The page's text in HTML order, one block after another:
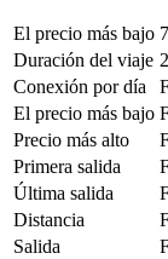
El precio más bajo
Duración del viaje
Conexión por día
El precio más bajo
Precio más alto
Primera salida
Última salida
Distancia
Salida